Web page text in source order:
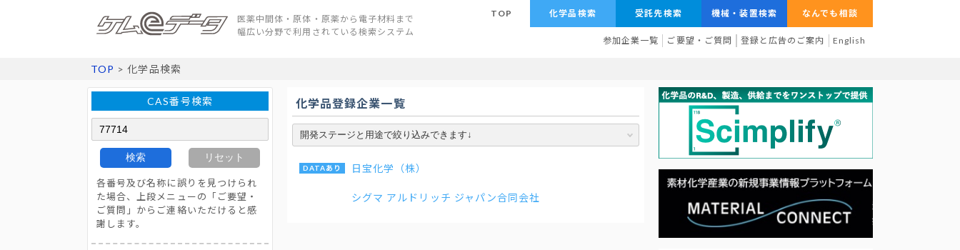
医薬中間体・原体・原薬から電子材料まで
幅広い分野で利用されている検索システム
TOP 化学品検索 受託先検索 機械・装置検索 なんでも相談
参加企業一覧 ご要望・ご質問 登録と広告のご案内 English
TOP > 化学品検索
CAS番号検索
検索 リセット
各番号及び名称に誤りを見つけられ
た場合、上段メニューの「ご要望・
ご質問」からご連絡いただけると感
謝します。
化学品登録企業一覧
日宝化学（株）
シグマ アルドリッチ ジャパン合同会社